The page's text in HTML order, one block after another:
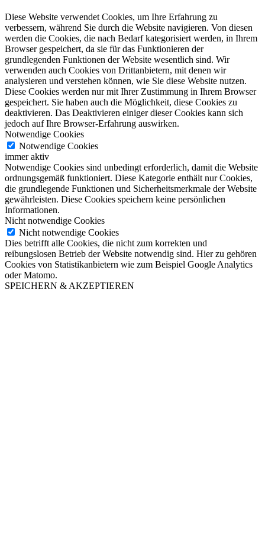
Diese Website verwendet Cookies, um Ihre Erfahrung zu
verbessern, während Sie durch die Website navigieren. Von diesen
werden die Cookies, die nach Bedarf kategorisiert werden, in Ihrem
Browser gespeichert, da sie für das Funktionieren der
grundlegenden Funktionen der Website wesentlich sind. Wir
verwenden auch Cookies von Drittanbietern, mit denen wir
analysieren und verstehen können, wie Sie diese Website nutzen.
Diese Cookies werden nur mit Ihrer Zustimmung in Ihrem Browser
gespeichert. Sie haben auch die Möglichkeit, diese Cookies zu
deaktivieren. Das Deaktivieren einiger dieser Cookies kann sich
jedoch auf Ihre Browser-Erfahrung auswirken.
Notwendige Cookies
Notwendige Cookies
immer aktiv
Notwendige Cookies sind unbedingt erforderlich, damit die Website
ordnungsgemäß funktioniert. Diese Kategorie enthält nur Cookies,
die grundlegende Funktionen und Sicherheitsmerkmale der Website
gewährleisten. Diese Cookies speichern keine persönlichen
Informationen.
Nicht notwendige Cookies
Nicht notwendige Cookies
Dies betrifft alle Cookies, die nicht zum korrekten und
reibungslosen Betrieb der Website notwendig sind. Hier zu gehören
Cookies von Statistikanbietern wie zum Beispiel Google Analytics
oder Matomo.
SPEICHERN & AKZEPTIEREN